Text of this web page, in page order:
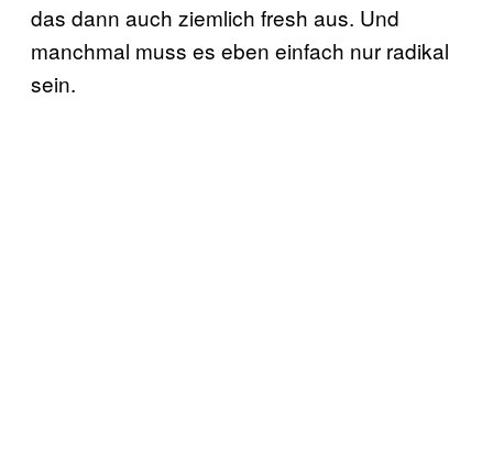
das dann auch ziemlich fresh aus. Und
manchmal muss es eben einfach nur radikal
sein.